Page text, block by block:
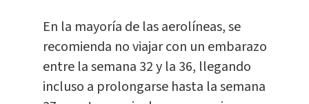
En la mayoría de las aerolíneas, se
recomienda no viajar con un embarazo
entre la semana 32 y la 36, llegando
incluso a prolongarse hasta la semana